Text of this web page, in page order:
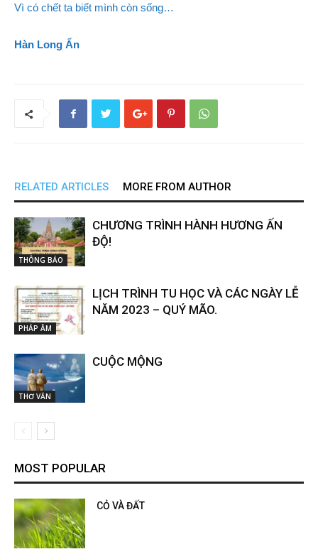
Vì có chết ta biết mình còn sống…
Hàn Long Ẩn
RELATED ARTICLES MORE FROM AUTHOR
THÔNG BÁO
CHƯƠNG TRÌNH HÀNH HƯƠNG ẤN
ĐỘ!
PHÁP ÂM
LỊCH TRÌNH TU HỌC VÀ CÁC NGÀY LỄ
NĂM 2023 – QUÝ MÃO.
THƠ VĂN
CUỘC MỘNG
MOST POPULAR
CỎ VÀ ĐẤT